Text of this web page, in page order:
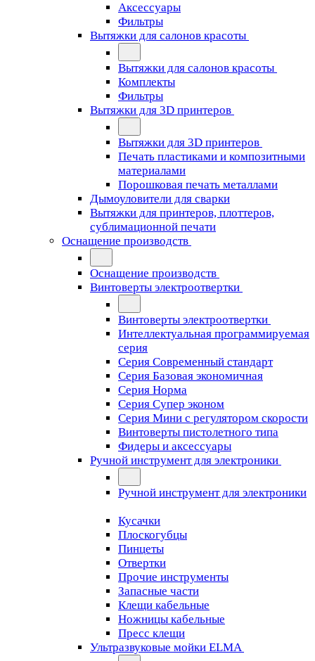
Аксессуары
Фильтры
Вытяжки для салонов красоты
Вытяжки для салонов красоты
Комплекты
Фильтры
Вытяжки для 3D принтеров
Вытяжки для 3D принтеров
Печать пластиками и композитными
материалами
Порошковая печать металлами
Дымоуловители для сварки
Вытяжки для принтеров, плоттеров,
сублимационной печати
Оснащение производств
Оснащение производств
Винтоверты электроотвертки
Винтоверты электроотвертки
Интеллектуальная программируемая
серия
Серия Современный стандарт
Серия Базовая экономичная
Серия Норма
Серия Cупер эконом
Серия Мини с регулятором скорости
Винтоверты пистолетного типа
Фидеры и аксессуары
Ручной инструмент для электроники
Ручной инструмент для электроники
Кусачки
Плоскогубцы
Пинцеты
Отвертки
Прочие инструменты
Запасные части
Клещи кабельные
Ножницы кабельные
Пресс клещи
Ультразвуковые мойки ELMA